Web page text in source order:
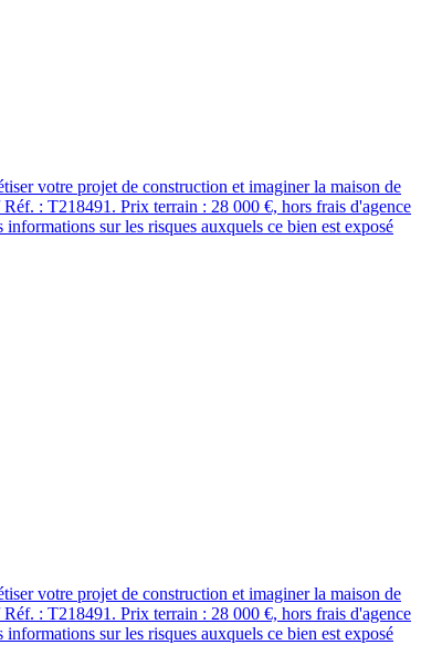
votre projet de construction et imaginer la maison de
: T218491. Prix terrain : 28 000 €, hors frais d'agence
sur les risques auxquels ce bien est exposé
votre projet de construction et imaginer la maison de
: T218491. Prix terrain : 28 000 €, hors frais d'agence
sur les risques auxquels ce bien est exposé